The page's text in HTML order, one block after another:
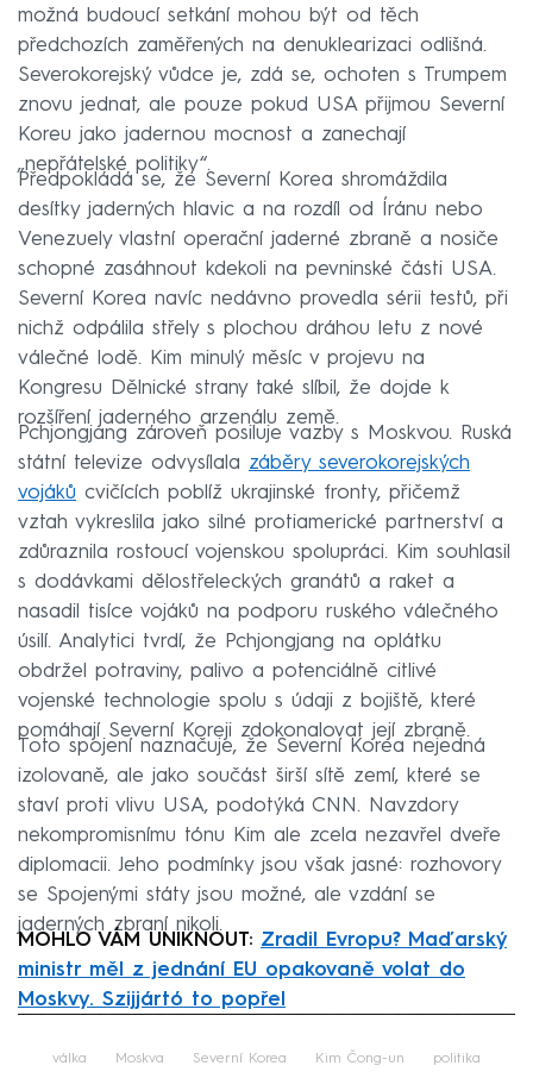
možná budoucí setkání mohou být od těch
předchozích zaměřených na denuklearizaci odlišná.
Severokorejský vůdce je, zdá se, ochoten s Trumpem
znovu jednat, ale pouze pokud USA přijmou Severní
Koreu jako jadernou mocnost a zanechají
„nepřátelské politiky“.
Předpokládá se, že Severní Korea shromáždila
desítky jaderných hlavic a na rozdíl od Íránu nebo
Venezuely vlastní operační jaderné zbraně a nosiče
schopné zasáhnout kdekoli na pevninské části USA.
Severní Korea navíc nedávno provedla sérii testů, při
nichž odpálila střely s plochou dráhou letu z nové
válečné lodě. Kim minulý měsíc v projevu na
Kongresu Dělnické strany také slíbil, že dojde k
rozšíření jaderného arzenálu země.
Pchjongjang zároveň posiluje vazby s Moskvou. Ruská
státní televize odvysílala záběry severokorejských
vojáků cvičících poblíž ukrajinské fronty, přičemž
vztah vykreslila jako silné protiamerické partnerství a
zdůraznila rostoucí vojenskou spolupráci. Kim souhlasil
s dodávkami dělostřeleckých granátů a raket a
nasadil tisíce vojáků na podporu ruského válečného
úsilí. Analytici tvrdí, že Pchjongjang na oplátku
obdržel potraviny, palivo a potenciálně citlivé
vojenské technologie spolu s údaji z bojiště, které
pomáhají Severní Koreji zdokonalovat její zbraně.
Toto spojení naznačuje, že Severní Korea nejedná
izolovaně, ale jako součást širší sítě zemí, které se
staví proti vlivu USA, podotýká CNN. Navzdory
nekompromisnímu tónu Kim ale zcela nezavřel dveře
diplomacii. Jeho podmínky jsou však jasné: rozhovory
se Spojenými státy jsou možné, ale vzdání se
jaderných zbraní nikoli.
MOHLO VÁM UNIKNOUT: Zradil Evropu? Maďarský
ministr měl z jednání EU opakovaně volat do
Moskvy. Szijjártó to popřel
válka Moskva Severní Korea Kim Čong-un politika